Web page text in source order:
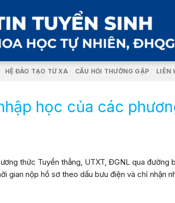
HỆ ĐÀO TẠO TỪ XA CÂU HỎI THƯỜNG GẶP LIÊN
học của các
thức Tuyển thẳng, UTXT, ĐGNL qua đường
gian nộp hồ sơ theo dấu bưu điện và chỉ nhận